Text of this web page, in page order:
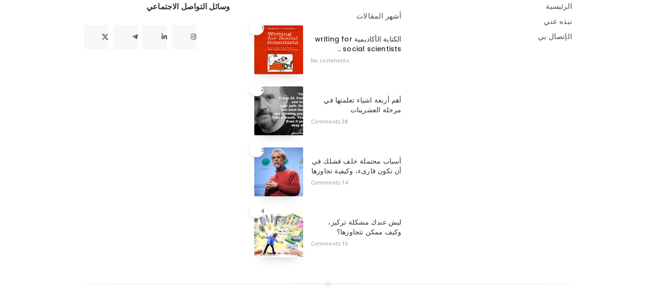
وسائل التواصل الاجتماعي
أشهر المقالات
1
الكتابة الأكاديمية writing for
social scientists ..
No comments
2
أهم أربعة اشياء تعلمتها في
مرحلة العشرينات
38 Comments
3
أسباب محتملة خلف فشلك في
أن تكون قارىء، وكيفية تجاوزها
14 Comments
4
ليش عندك مشكلة تركيز،
وكيف ممكن تتجاوزها؟
10 Comments
الرئيسية
نبذه عني
الإتصال بي